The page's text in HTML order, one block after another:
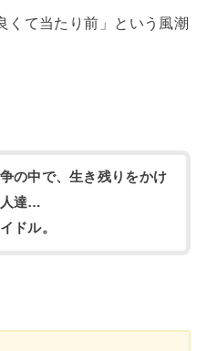
くて当たり前」という風潮
の中で、生き残りをかけ
人達…
ドル。